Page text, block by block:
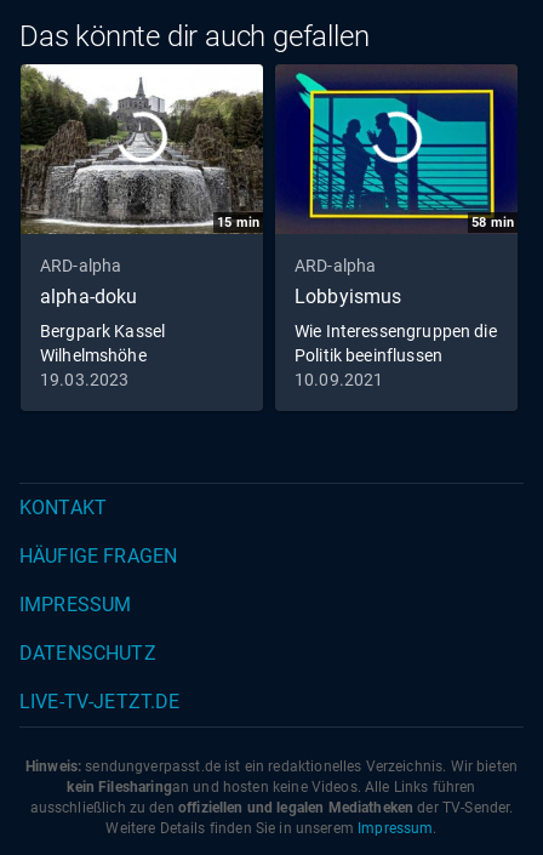
Das könnte dir auch gefallen
15min
ARD-alpha
alpha-doku
Bergpark Kassel
Wilhelmshöhe
(Deutschland) - Das Spiel
19.03.2023
58min
ARD-alpha
Lobbyismus
Wie Interessengruppen die
Politik beeinflussen
10.09.2021
KONTAKT
HÄUFIGE FRAGEN
IMPRESSUM
DATENSCHUTZ
LIVE-TV-JETZT.DE
Hinweis: sendungverpasst.de ist ein redaktionelles Verzeichnis. Wir bieten
kein Filesharingan und hosten keine Videos. Alle Links führen
ausschließlich zu den offiziellen und legalen Mediatheken der TV-Sender.
Weitere Details finden Sie in unserem Impressum.